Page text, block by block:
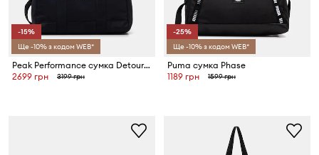
-15%
Ще -10% з кодом WEB*
Peak Performance сумка Detour 35L
2699 грн
3199 грн
-25%
Ще -10% з кодом WEB*
Puma сумка Phase
1189 грн
1599 грн